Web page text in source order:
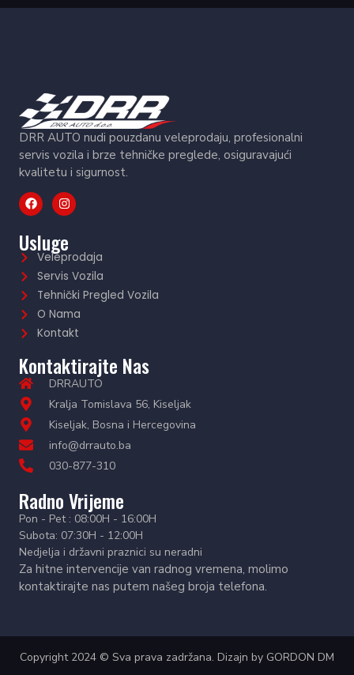
DRR AUTO nudi pouzdanu veleprodaju, profesionalni
servis vozila i brze tehničke preglede, osiguravajući
kvalitetu i sigurnost.
Usluge
Veleprodaja
Servis Vozila
Tehnički Pregled Vozila
O Nama
Kontakt
Kontaktirajte Nas
DRRAUTO
Kralja Tomislava 56, Kiseljak
Kiseljak, Bosna i Hercegovina
info@drrauto.ba
030-877-310
Radno Vrijeme
Pon - Pet : 08:00H - 16:00H
Subota: 07:30H - 12:00H
Nedjelja i državni praznici su neradni
Za hitne intervencije van radnog vremena, molimo
kontaktirajte nas putem našeg broja telefona.
Copyright 2024 © Sva prava zadržana. Dizajn by GORDON DM